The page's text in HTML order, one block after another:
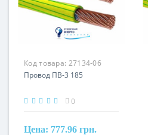
1
Наличие экрана
не экранированный
ПВ
Код товара: 27134-06
Провод ПВ-3 185
0
Цена: 777.96 грн.